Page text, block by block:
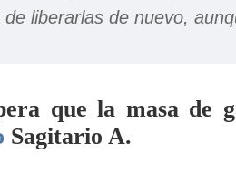
de liberarlas de nuevo,
que la masa de
Sagitario A.